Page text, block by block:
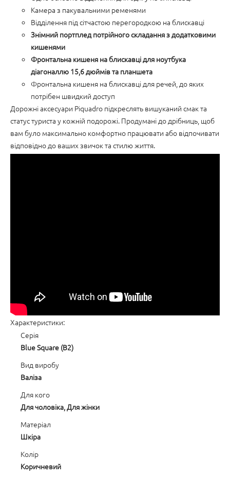
Камера з пакувальними ременями
Відділення під сітчастою перегородкою на блискавці
Знімний портплед потрійного складання з додатковими
кишенями
Фронтальна кишеня на блискавці для ноутбука
діагоналлю 15,6 дюймів та планшета
Фронтальна кишеня на блискавці для речей, до яких
потрібен швидкий доступ
Дорожні аксесуари Piquadro підкреслять вишуканий смак та
статус туриста у кожній подорожі. Продумані до дрібниць, щоб
вам було максимально комфортно працювати або відпочивати
відповідно до ваших звичок та стилю життя.
Характеристики:
Серія
Blue Square (B2)
Вид виробу
Валіза
Для кого
Для чоловіка, Для жінки
Матеріал
Шкіра
Колір
Коричневий